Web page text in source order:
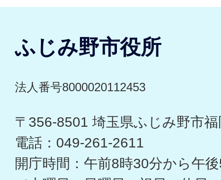
ふじみ野市役所
法人番号8000020112453
〒356-8501 埼玉県ふじみ野市
電話：049-261-2611
開庁時間：午前8時30分から午